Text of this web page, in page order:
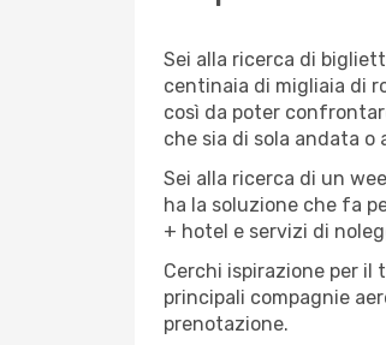
Sei alla ricerca di
centinaia di migliaia di
così da poter
che sia di sola andata o
Sei alla ricerca di un
ha la soluzione che fa
+ hotel e servizi di
Cerchi ispirazione per il
principali compagnie
prenotazione.